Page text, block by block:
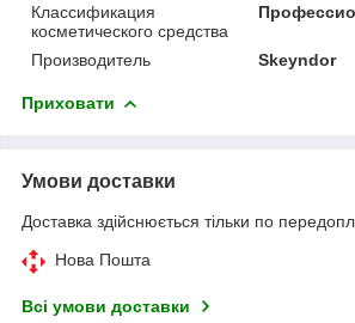
Классификация
косметического средства
Производитель Skeyndor
Приховати
Умови доставки
Доставка здійснюється тільки по
Нова Пошта
Всі умови доставки